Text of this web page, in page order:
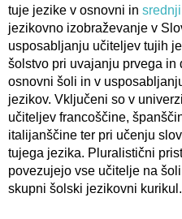
tuje jezike v osnovni in srednji
jezikovno izobraževanje v
usposabljanju učiteljev tujih
šolstvo pri uvajanju prvega in
osnovni šoli in v
jezikov. Vključeni so v
učiteljev francoščine,
italijanščine ter pri učenju
tujega jezika. Pluralistični
povezujejo vse učitelje na
skupni šolski jezikovni kurikul.